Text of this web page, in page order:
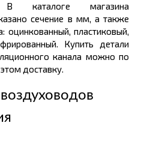
каталоге магазина
сечение в мм, а также
оцинкованный, пластиковый,
Купить детали
канала можно по
доставку.